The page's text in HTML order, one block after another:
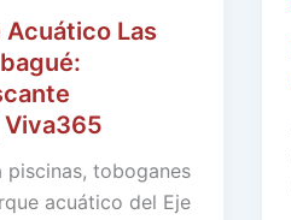
Acuático Las
piscinas, toboganes
acuático del Eje